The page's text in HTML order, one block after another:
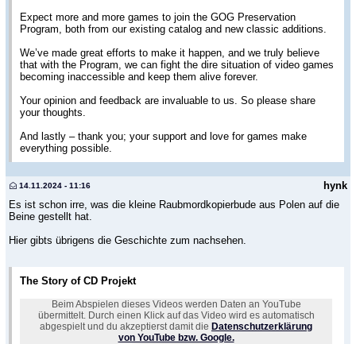
Expect more and more games to join the GOG Preservation
Program, both from our existing catalog and new classic additions.
We’ve made great efforts to make it happen, and we truly believe
that with the Program, we can fight the dire situation of video games
becoming inaccessible and keep them alive forever.
Your opinion and feedback are invaluable to us. So please share
your thoughts.
And lastly – thank you; your support and love for games make
everything possible.
hynk
14.11.2024 - 11:16
Es ist schon irre, was die kleine Raubmordkopierbude aus Polen auf die
Beine gestellt hat.
Hier gibts übrigens die Geschichte zum nachsehen.
The Story of CD Projekt
Beim Abspielen dieses Videos werden Daten an YouTube
übermittelt. Durch einen Klick auf das Video wird es automatisch
abgespielt und du akzeptierst damit die Datenschutzerklärung
von YouTube bzw. Google.